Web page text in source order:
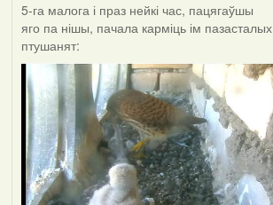
5-га малога і праз нейкі час, пацягаўшы
яго па нішы, пачала карміць ім пазасталых
птушанят: